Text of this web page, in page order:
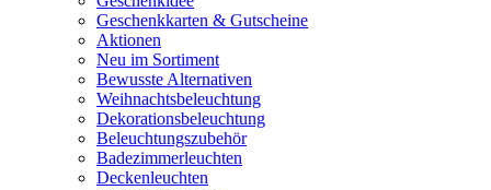
Geschenkkarten & Gutscheine
Aktionen
Neu im Sortiment
Bewusste Alternativen
Weihnachtsbeleuchtung
Dekorationsbeleuchtung
Beleuchtungszubehör
Badezimmerleuchten
Deckenleuchten